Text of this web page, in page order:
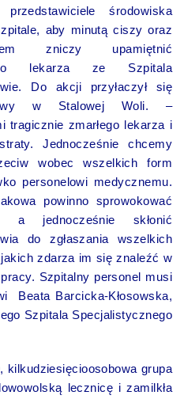
środowiska
aby minutą ciszy oraz
zniczy upamiętnić
lekarza ze Szpitala
Do akcji przyłaczył się
w Stalowej Woli. –
tragicznie zmarłego lekarza i
Jednocześnie chcemy
wobec wszelkich form
personelowi medycznemu.
powinno sprowokować
a jednocześnie skłonić
do zgłaszania wszelkich
zdarza im się znaleźć w
Szpitalny personel musi
Beata Barcicka-Kłosowska,
Szpitala Specjalistycznego
kilkudziesięcioosobowa grupa
lecznicę i zamilkła